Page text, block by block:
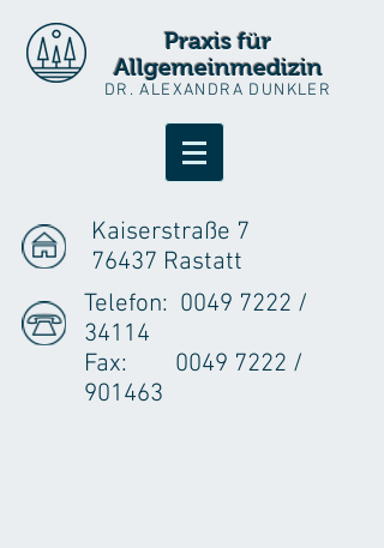
Praxis für
Allgemeinmedizin
DR. ALEXANDRA DUNKLER
Kaiserstraße 7
76437 Rastatt
Telefon: 0049 7222 /
34114
Fax: 0049 7222 /
901463